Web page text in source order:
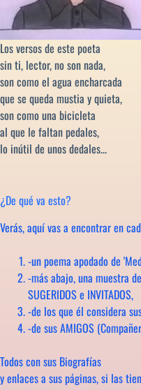
Los versos de este poeta
sin ti, lector, no son nada,
son como el agua encharcada
que se queda mustia y quieta,
son como una bicicleta
al que le faltan pedales,
lo inútil de unos dedales...
¿De qué va esto?
Verás, aquí vas a encontrar en
-un poema apodado de
-más abajo, una muestra
SUGERIDOS e INVITADOS,
-de los que él considera
-de sus AMIGOS
Todos con sus Biografías
y enlaces a sus páginas, si las